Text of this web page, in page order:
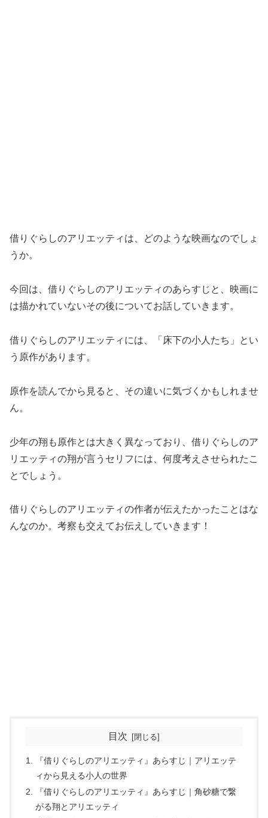
借りぐらしのアリエッティは、どのような映画なのでしょ
うか。
今回は、借りぐらしのアリエッティのあらすじと、映画に
は描かれていないその後についてお話していきます。
借りぐらしのアリエッティには、「床下の小人たち」とい
う原作があります。
原作を読んでから見ると、その違いに気づくかもしれませ
ん。
少年の翔も原作とは大きく異なっており、借りぐらしのア
リエッティの翔が言うセリフには、何度考えさせられたこ
とでしょう。
借りぐらしのアリエッティの作者が伝えたかったことはな
んなのか。考察も交えてお伝えしていきます！
目次
『借りぐらしのアリエッティ』あらすじ｜アリエッテ
ィから見える小人の世界
『借りぐらしのアリエッティ』あらすじ｜角砂糖で繋
がる翔とアリエッティ